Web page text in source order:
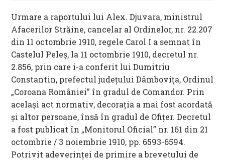
Urmare a raportului lui Alex. Djuvara, ministrul
Afacerilor Străine, cancelar al Ordinelor, nr. 22.207
din 11 octombrie 1910, regele Carol I a semnat în
Castelul Peleș, la 11 octombrie 1910, decretul nr.
2.856, prin care i-a conferit lui Dumitriu
Constantin, prefectul județului Dâmbovița, Ordinul
„Coroana României” în gradul de Comandor. Prin
același act normativ, decorația a mai fost acordată
și altor persoane, însă în gradul de Ofițer. Decretul
a fost publicat în „Monitorul Oficial” nr. 161 din 21
octombrie / 3 noiembrie 1910, pp. 6593-6594.
Potrivit adeverinței de primire a brevetului de